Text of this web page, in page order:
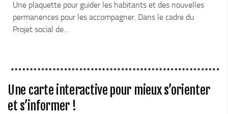
Enfance & Cohésion Sociale
Petite Enfance
Balades faciles et aires de jeux
Jeunesse
Une plaquette pour guider les habitants et des nouvelles
permanences pour les accompagner. Dans le cadre du
Projet social de…
Une carte interactive pour mieux s’orienter
et s’informer !